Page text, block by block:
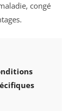
congé